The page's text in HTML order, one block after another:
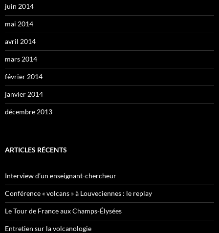
juin 2014
mai 2014
avril 2014
mars 2014
février 2014
janvier 2014
décembre 2013
ARTICLES RÉCENTS
Interview d’un enseignant-chercheur
Conférence « volcans » à Louveciennes : le replay
Le Tour de France aux Champs-Élysées
Entretien sur la volcanologie